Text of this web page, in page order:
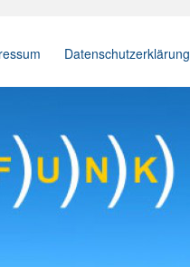
Datenschutzerklärung